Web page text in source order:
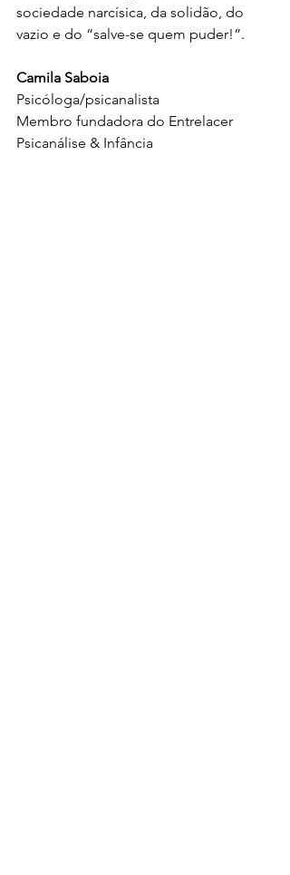
sociedade narcísica, da solidão, do
vazio e do “salve-se quem puder!”.
Camila Saboia
Psicóloga/psicanalista
Membro fundadora do Entrelacer
Psicanálise & Infância